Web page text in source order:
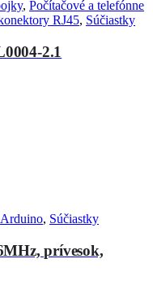
, Počítačové a telefónne
RJ45, Súčiastky
2.1
, Súčiastky
prívesok,